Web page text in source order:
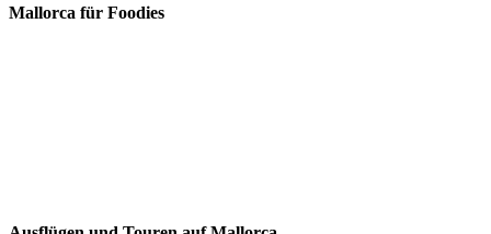
Mallorca für Foodies